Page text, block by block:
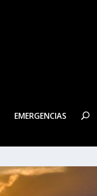
EMERGENCIAS